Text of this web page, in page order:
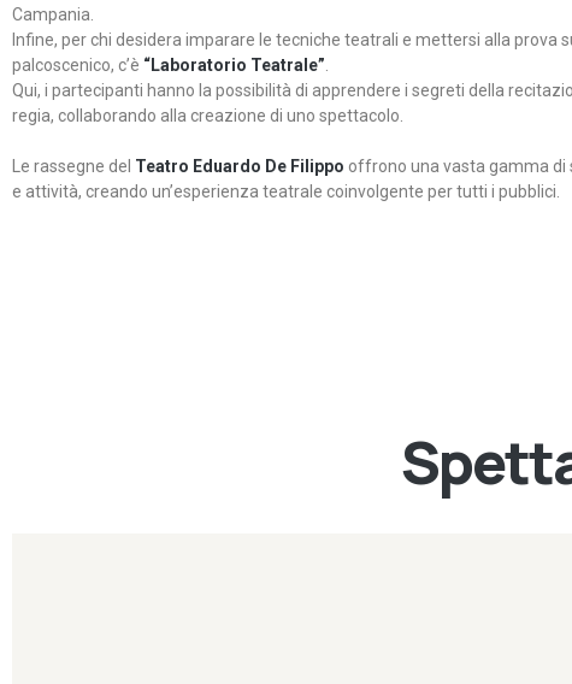
Campania.
Infine, per chi desidera imparare le tecniche teatrali e mettersi alla prova
palcoscenico, c’è “Laboratorio Teatrale”
Qui, i partecipanti hanno la possibilità di apprendere i segreti della
regia, collaborando alla creazione di uno spettacolo.
Le rassegne del Teatro Eduardo De Filippo offrono una vasta gamma di
e attività, creando un’esperienza teatrale coinvolgente per tutti i pubblici.